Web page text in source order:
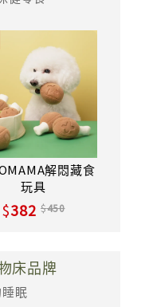
解悶藏食
玩具
382 450
床品牌
眠